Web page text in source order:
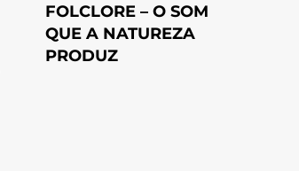
FOLCLORE – O SOM
QUE A NATUREZA
PRODUZ